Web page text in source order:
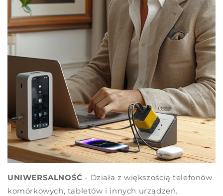
UNIWERSALNOŚĆ - Działa z większością telefonów
komórkowych, tabletów i innych urządzeń.